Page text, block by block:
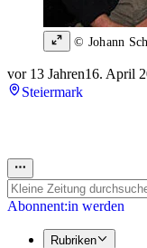
© Johann
vor 13 Jahren16. April
Steiermark
Abonnent:in werden
Rubriken